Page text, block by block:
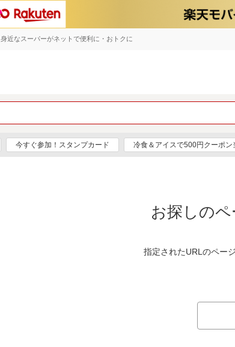
身近なスーパーがネットで便利に・おトクに
今すぐ参加！スタンプカード 冷食＆アイスで500円クーポン
お探しのペ
指定されたURLのペー